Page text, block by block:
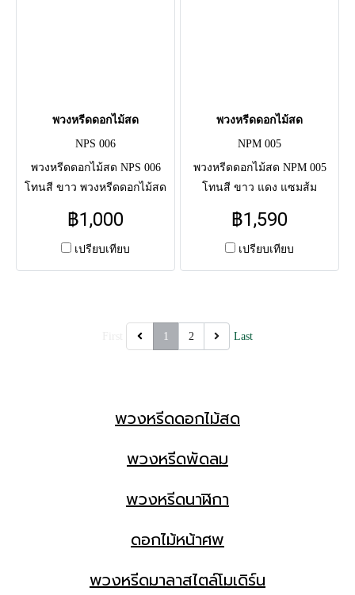
พวงหรีดดอกไม้สด
NPS 006
พวงหรีดดอกไม้สด NPS 006
โทนสี ขาว พวงหรีดดอกไม้สด
ครั้งสุดท้าย จัดโดยช่างมือ
อาชีพ จัดส่งตรงถึงศาลาวัด
฿1,000
เปรียบเทียบ
พวงหรีดดอกไม้สด
NPM 005
พวงหรีดดอกไม้สด NPM 005
โทนสี ขาว แดง แซมส้ม
อาลัย แด่ผู้วายชนม์ครั้งสุดท้าย
จัดโดยช่างมืออาชีพ จัดส่งตรง
฿1,590
เปรียบเทียบ
1 2 Last
พวงหรีดดอกไม้สด
พวงหรีดพัดลม
พวงหรีดนาฬิกา
ดอกไม้หน้าศพ
พวงหรีดมาลาสไตล์โมเดิร์น